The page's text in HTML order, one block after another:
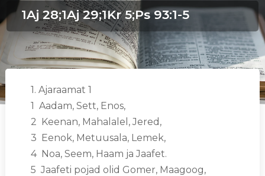
1Aj 28;1Aj 29;1Kr 5;Ps 93:1-5
1. Ajaraamat 1
1 Aadam, Sett, Enos,
2 Keenan, Mahalalel, Jered,
3 Eenok, Metuusala, Lemek,
4 Noa, Seem, Haam ja Jaafet.
5 Jaafeti pojad olid Gomer, Maagoog,